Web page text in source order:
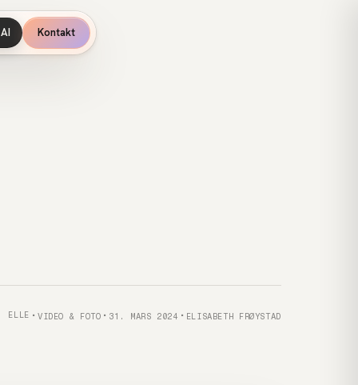
Kontakt
Kunde
ELLEKategori
VIDEO & FOTOPublisert
31. MARS 2024Forfatter
ELISABETH FRØYSTAD